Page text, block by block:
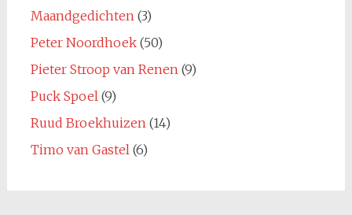
Maandgedichten (3)
Peter Noordhoek(50)
Pieter Stroop van Renen (9)
Puck Spoel (9)
Ruud Broekhuizen (14)
Timo van Gastel (6)